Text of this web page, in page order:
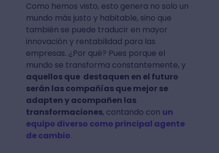
Como hemos visto, esto genera no solo un
mundo más justo y habitable, sino que
también se puede traducir en mayor
innovación y rentabilidad para las
empresas. ¿Por qué? Pues porque el
mundo se transforma constantemente, y
aquellos que destaquen en el futuro
serán las compañías que mejor se
adapten y acompañen las
transformaciones, contando con un
equipo diverso como principal agente
de cambio.